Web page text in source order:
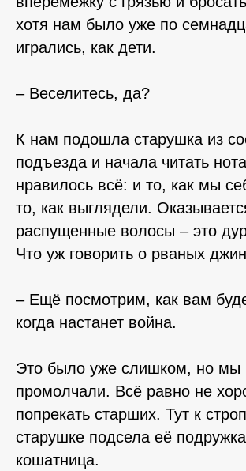
хотя нам было уже по
игрались, как дети.
– Веселитесь, да?
К нам подошла старушка из
подъезда и начала читать
нравилось всё: и то, как мы
то, как выглядели.
распущенные волосы – это
Что уж говорить о рваных
– Ещё посмотрим, как вам
когда настанет война.
Это было уже слишком, но мы
промолчали. Всё равно не
попрекать старших. Тут к
старушке подсела её
кошатница.